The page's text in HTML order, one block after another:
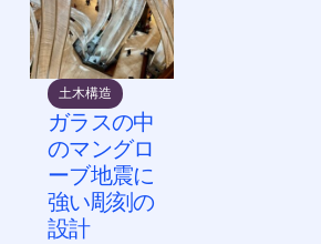
土木構造
ガラスの中
のマングロ
ーブ地震に
強い彫刻の
設計